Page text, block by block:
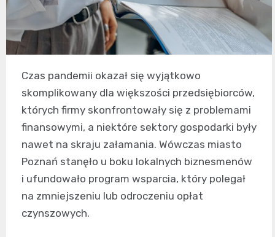
Czas pandemii okazał się wyjątkowo
skomplikowany dla większości przedsiębiorców,
których firmy skonfrontowały się z problemami
finansowymi, a niektóre sektory gospodarki były
nawet na skraju załamania. Wówczas miasto
Poznań stanęło u boku lokalnych biznesmenów
i ufundowało program wsparcia, który polegał
na zmniejszeniu lub odroczeniu opłat
czynszowych.